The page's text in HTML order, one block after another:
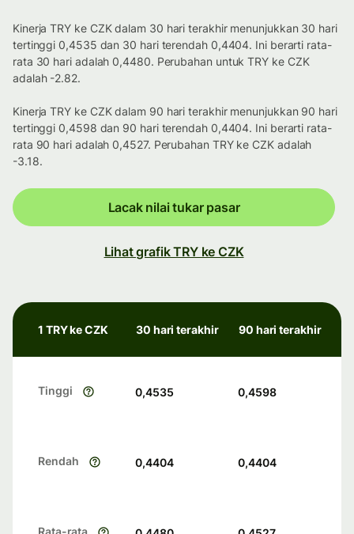
Kinerja TRY ke CZK dalam 30 hari terakhir menunjukkan 30 hari
tertinggi 0,4535 dan 30 hari terendah 0,4404. Ini berarti rata-
rata 30 hari adalah 0,4480. Perubahan untuk TRY ke CZK
adalah -2.82.
Kinerja TRY ke CZK dalam 90 hari terakhir menunjukkan 90 hari
tertinggi 0,4598 dan 90 hari terendah 0,4404. Ini berarti rata-
rata 90 hari adalah 0,4527. Perubahan TRY ke CZK adalah
-3.18.
Lacak nilai tukar pasar
Lihat grafik TRY ke CZK
1 TRY ke CZK 30 hari terakhir 90 hari terakhir
Tinggi 0,4535 0,4598
Rendah 0,4404 0,4404